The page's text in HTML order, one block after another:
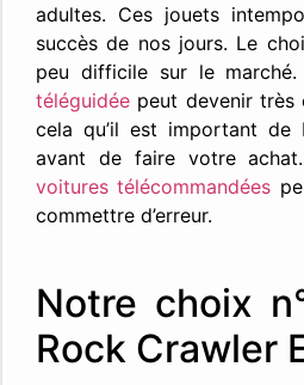
adultes. Ces jouets
succès de nos jours. Le
peu difficile sur le marché.
téléguidée peut devenir très
cela qu’il est important de
avant de faire votre
voitures télécommandées
commettre d’erreur.
Notre choix
Rock Crawler